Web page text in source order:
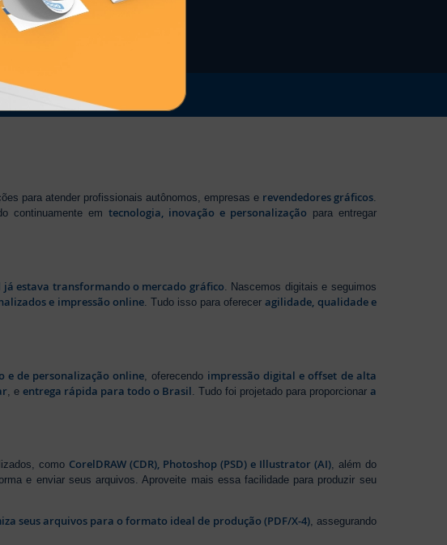
0002-52
para atender profissionais autônomos, empresas e revendedores gráficos.
continuamente em tecnologia, inovação e personalização para entregar
já estava transformando o mercado gráfico. Nascemos digitais e seguimos
e impressão online. Tudo isso para ofereceragilidade, qualidade e
e de personalização online , oferecendo impressão digital e offset de alta
, e entrega rápida para todo o Brasil . Tudo foi projetado para proporcionar a
como CorelDRAW (CDR), Photoshop (PSD) e Illustrator (AI), além do
e enviar seus arquivos. Aproveite mais essa facilidade para produzir seu
seus arquivos para o formato ideal de produção (PDF/X-4), assegurando